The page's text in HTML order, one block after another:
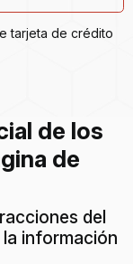
tarjeta de crédito
de los
de
del
información